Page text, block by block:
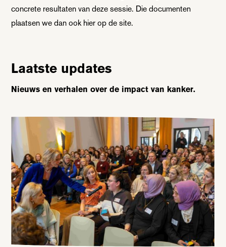
concrete resultaten van deze sessie. Die documenten
plaatsen we dan ook hier op de site.
Laatste updates
Nieuws en verhalen over de impact van kanker.